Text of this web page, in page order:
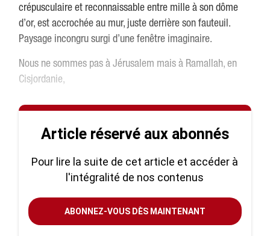
crépusculaire et reconnaissable entre mille à son dôme
d’or, est accrochée au mur, juste derrière son fauteuil.
Paysage incongru surgi d’une fenêtre imaginaire.
Nous ne sommes pas à Jérusalem mais à Ramallah, en
Cisjordanie,
Article réservé aux abonnés
Pour lire la suite de cet article et accéder à
l'intégralité de nos contenus
ABONNEZ-VOUS DÈS MAINTENANT